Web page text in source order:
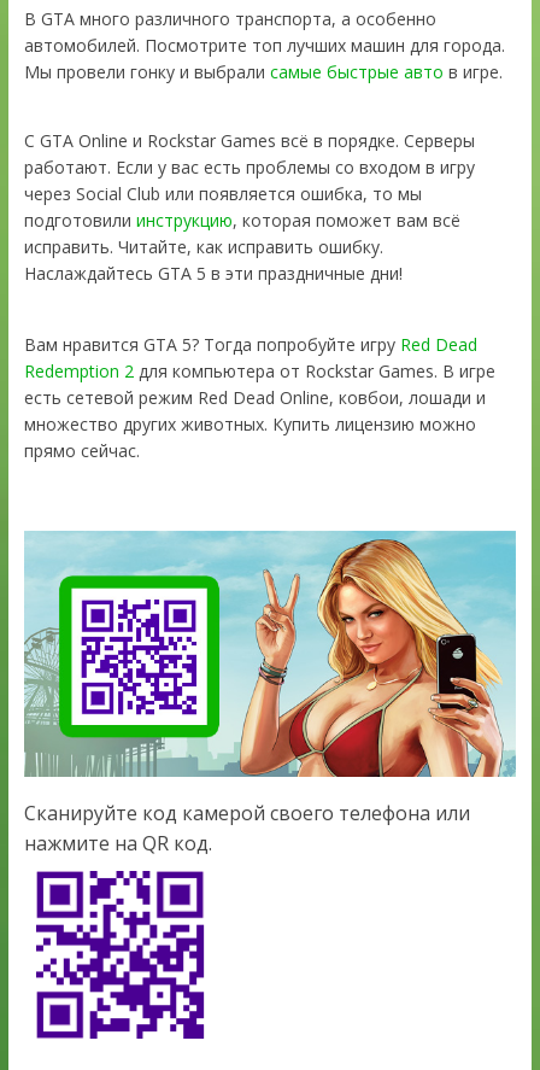
В GTA много различного транспорта, а особенно
автомобилей. Посмотрите топ лучших машин для города.
Мы провели гонку и выбрали самые быстрые авто в игре.
С GTA Online и Rockstar Games всё в порядке. Серверы
работают. Если у вас есть проблемы со входом в игру
через Social Club или появляется ошибка, то мы
подготовили инструкцию, которая поможет вам всё
исправить. Читайте, как исправить ошибку.
Наслаждайтесь GTA 5 в эти праздничные дни!
Вам нравится GTA 5? Тогда попробуйте игру Red Dead
Redemption 2 для компьютера от Rockstar Games. В игре
есть сетевой режим Red Dead Online, ковбои, лошади и
множество других животных. Купить лицензию можно
прямо сейчас.
Сканируйте код камерой своего телефона или
нажмите на QR код.